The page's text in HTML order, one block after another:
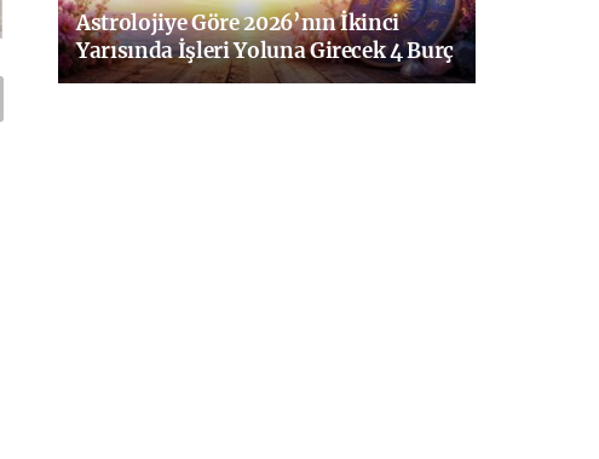
Astrolojiye Göre 2026’nın İkinci
Yarısında İşleri Yoluna Girecek 4 Burç